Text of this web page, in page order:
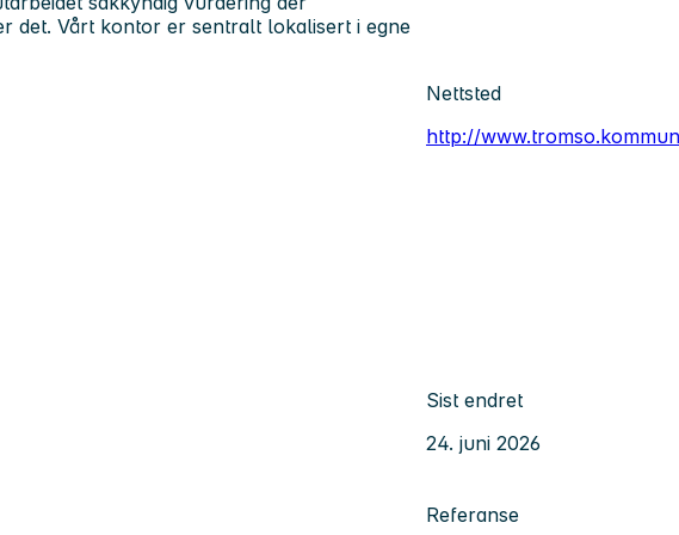
det. Vårt kontor er sentralt lokalisert i egne
Nettsted
http://
Sist endret
24. juni 2026
Referanse